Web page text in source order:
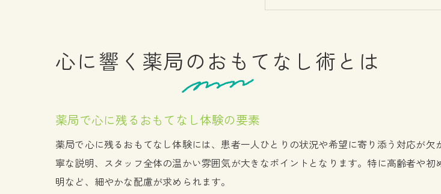
薬局ならではの思いやり対
患者目線で考える薬局の接遇ポ
患者が安心する薬局の声か
薬局スタッフの気配りが印
心に響く薬局のおもてなし術とは
薬局で心に残るおもてなし体験の要素
薬局で心に残るおもてなし体験には、患者一人ひとりの状況や希望に寄り添う対応が
寧な説明、スタッフ全体の温かい雰囲気が大きなポイントとなります。特に高齢者や
明など、細やかな配慮が求められます。